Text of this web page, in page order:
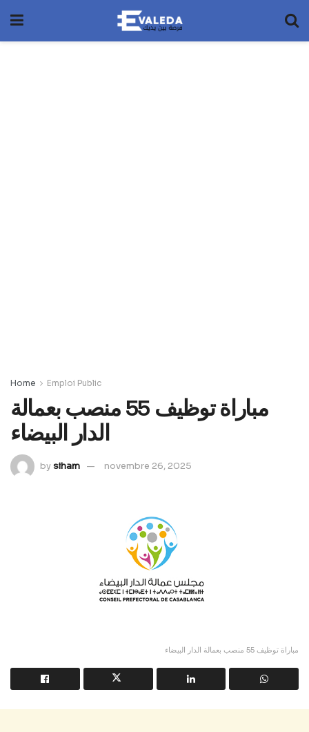
Home Emploi Public
مباراة توظيف 55 منصب بعمالة
الدار البيضاء
bysiham novembre 26, 2025
مباراة توظيف 55 منصب بعمالة الدار البيضاء